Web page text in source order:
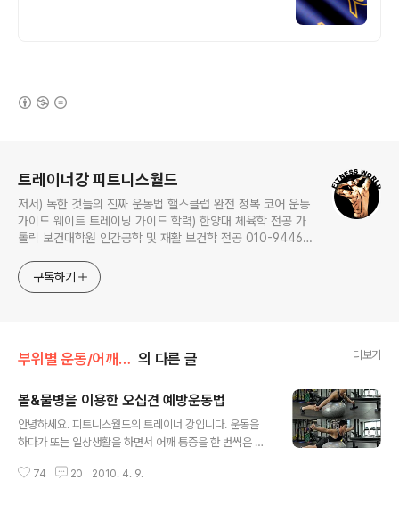
트레이너강 피트니스월드
저서) 독한 것들의 진짜 운동법 핼스클럽 완전 정복 코어 운동
가이드 웨이트 트레이닝 가이드 학력) 한양대 체육학 전공 가
톨릭 보건대학원 인간공학 및 재활 보건학 전공 010-9446-
구독하기
부위별 운동/어깨(should) 의 다른 글 더보기
볼&물병을 이용한 오십견 예방운동법
안녕하세요. 피트니스월드의 트레이너 강입니다. 운동을
하다가 또는 일상생활을 하면서 어깨 통증을 한 번씩은 느
어하는 사람도 많습니다. 오십견이란 어깨의 통증이나 질
74 20 2010. 4. 9.